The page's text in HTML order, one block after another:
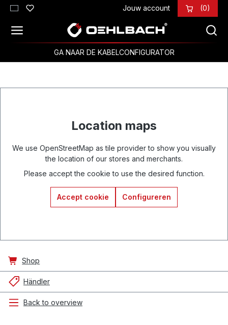
Ga naar de hoofdinhoud Jouw account (0)
GA NAAR DE KABELCONFIGURATOR
Location maps
We use OpenStreetMap as tile provider to show you visually
the location of our stores and merchants.
Please accept the cookie to use the desired function.
Accept cookie Configureren
Shop
Händler
Back to overview